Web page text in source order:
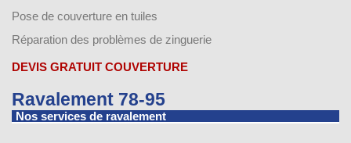
Pose de couverture en tuiles
Réparation des problèmes de zinguerie
DEVIS GRATUIT COUVERTURE
Ravalement 78-95
Nos services de ravalement